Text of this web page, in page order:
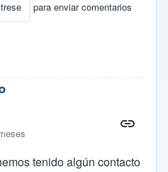
para enviar comentarios
página en Facebook
tenido algún contacto